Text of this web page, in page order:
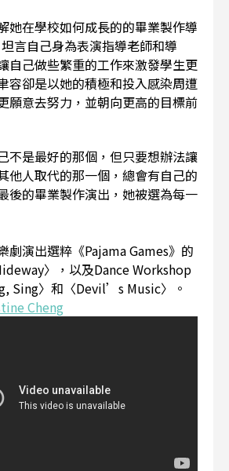
她在學校如何成長的的畢業製作導
言自己身為表演指導老師和導
自己做些繁重的工作來激發學生更
容卻是以她的積極和投入感染周遭
願意去努力，並朝向更高的目標前
不是最好的那個，但只要想辦法讓
他人取代的那一個，總會有自己的
後的畢業製作演出，她被選為每一
演出選粹《Pajama Games》的
〉，以及Dance Workshop
Sing〉和〈Devil’s Music〉。
Cheng